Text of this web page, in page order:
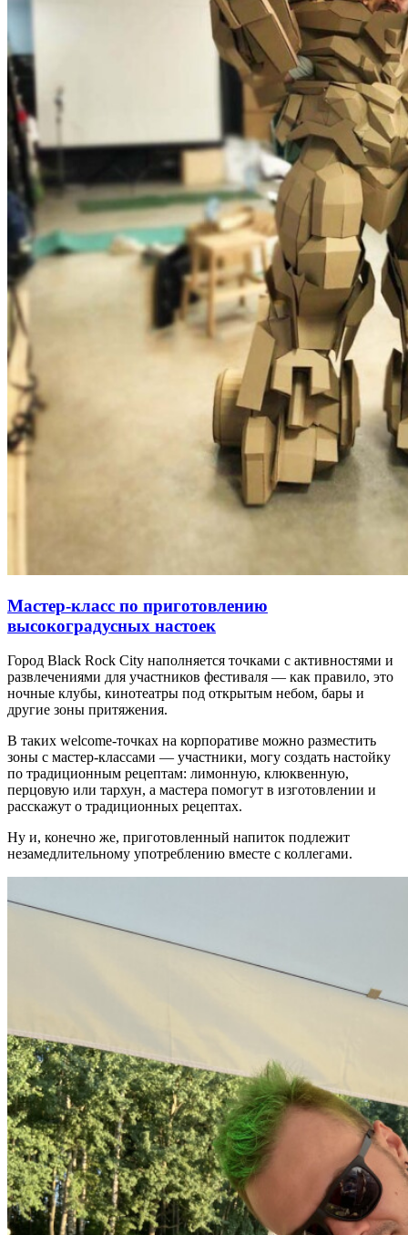
Мастер-класс по приготовлению
высокоградусных настоек
Город Black Rock City наполняется точками с активностями и
развлечениями для участников фестиваля — как правило, это
ночные клубы, кинотеатры под открытым небом, бары и
другие зоны притяжения.
В таких welcome-точках на корпоративе можно разместить
зоны с мастер-классами — участники, могу создать настойку
по традиционным рецептам: лимонную, клюквенную,
перцовую или тархун, а мастера помогут в изготовлении и
расскажут о традиционных рецептах.
Ну и, конечно же, приготовленный напиток подлежит
незамедлительному употреблению вместе с коллегами.